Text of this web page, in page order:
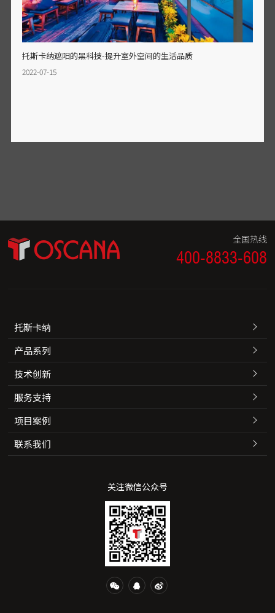
托斯卡纳遮阳的黑科技-提升室外空间的生活品质
2022-07-15
全国热线
400-8833-608
托斯卡纳
产品系列
技术创新
服务支持
项目案例
联系我们
关注微信公众号